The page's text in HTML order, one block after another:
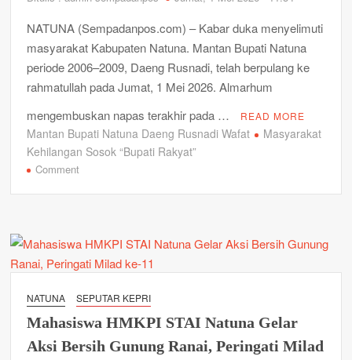
NATUNA (Sempadanpos.com) – Kabar duka menyelimuti
masyarakat Kabupaten Natuna. Mantan Bupati Natuna
periode 2006–2009, Daeng Rusnadi, telah berpulang ke
rahmatullah pada Jumat, 1 Mei 2026. Almarhum
mengembuskan napas terakhir pada …
READ MORE
Mantan Bupati Natuna Daeng Rusnadi Wafat
Masyarakat
Kehilangan Sosok “Bupati Rakyat”
Commenton
Daeng
Wafat,
Kehilangan
Sosok
“Bupati
NATUNA SEPUTAR KEPRI
Mahasiswa HMKPI STAI Natuna Gelar
Aksi Bersih Gunung Ranai, Peringati Milad